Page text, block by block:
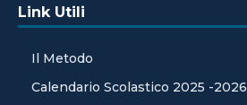
Link Utili
Il Metodo
Calendario Scolastico 2025 -2026